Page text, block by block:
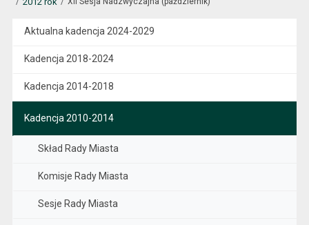
Aktualna kadencja 2024-2029
Kadencja 2018-2024
Kadencja 2014-2018
Kadencja 2010-2014
Skład Rady Miasta
Komisje Rady Miasta
Sesje Rady Miasta